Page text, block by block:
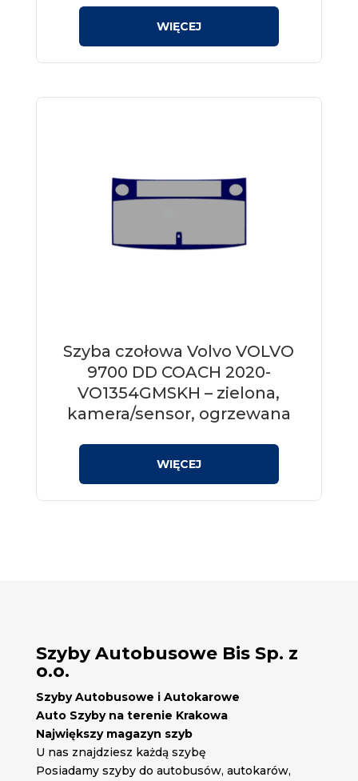
Szyba czołowa Volvo VOLVO
9700 DD COACH 2020-
VO1354GMSKH – zielona,
kamera/sensor, ogrzewana
Szyby Autobusowe Bis Sp. z
o.o.
Szyby Autobusowe i Autokarowe
Auto Szyby na terenie Krakowa
Największy magazyn szyb
U nas znajdziesz każdą szybę
Posiadamy szyby do autobusów, autokarów,